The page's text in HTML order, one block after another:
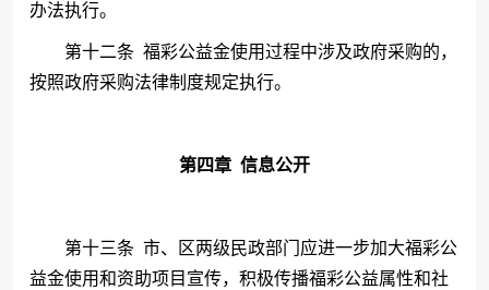
办法执行。
第十二条 福彩公益金使用过程中涉及政府采购的，
按照政府采购法律制度规定执行。
第四章 信息公开
第十三条 市、区两级民政部门应进一步加大福彩公
益金使用和资助项目宣传，积极传播福彩公益属性和社